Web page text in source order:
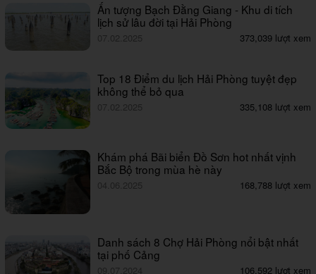
Ấn tượng Bạch Đằng Giang - Khu di tích
lịch sử lâu đời tại Hải Phòng
07.02.2025 373,039 lượt xem
Top 18 Điểm du lịch Hải Phòng tuyệt đẹp
không thể bỏ qua
07.02.2025 335,108 lượt xem
Khám phá Bãi biển Đồ Sơn hot nhất vịnh
Bắc Bộ trong mùa hè này
04.06.2025 168,788 lượt xem
Danh sách 8 Chợ Hải Phòng nổi bật nhất
tại phố Cảng
09.07.2024 106,592 lượt xem